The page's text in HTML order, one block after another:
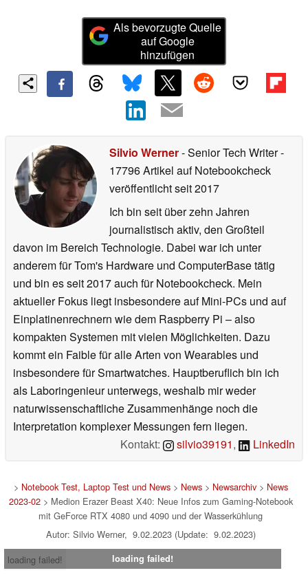
Als bevorzugte Quelle
auf Google
hinzufügen
Silvio Werner- Senior Tech Writer-
17796 Artikel auf Notebookcheck
veröffentlichtseit 2017
Ich bin seit über zehn Jahren
journalistisch aktiv, den Großteil
davon im Bereich Technologie. Dabei war ich unter
anderem für Tom's Hardware und ComputerBase tätig
und bin es seit 2017 auch für Notebookcheck. Mein
aktueller Fokus liegt insbesondere auf Mini-PCs und auf
Einplatinenrechnern wie dem Raspberry Pi – also
kompakten Systemen mit vielen Möglichkeiten. Dazu
kommt ein Faible für alle Arten von Wearables und
insbesondere für Smartwatches. Hauptberuflich bin ich
als Laboringenieur unterwegs, weshalb mir weder
naturwissenschaftliche Zusammenhänge noch die
Interpretation komplexer Messungen fern liegen.
Kontakt:
silvio39191, LinkedIn
> Notebook Test, Laptop Test und News> News> Newsarchiv> News
2023-02> Medion Erazer Beast X40: Neue Infos zum Gaming-Notebook
mit GeForce RTX 4080 und 4090 und der Wasserkühlung
Autor: Silvio Werner, 9.02.2023 (Update: 9.02.2023)
loading failed!
loading failed!